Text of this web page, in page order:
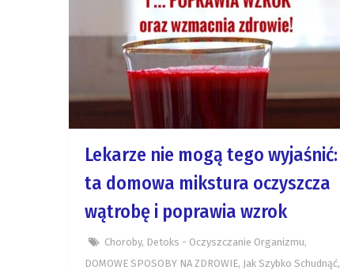
Lekarze nie mogą tego wyjaśnić:
ta domowa mikstura oczyszcza
wątrobę i poprawia wzrok
Choroby, Detoks - Oczyszczanie Organizmu,
DOMOWE SPOSOBY NA ZDROWIE, Jak Szybko Schudnąć,